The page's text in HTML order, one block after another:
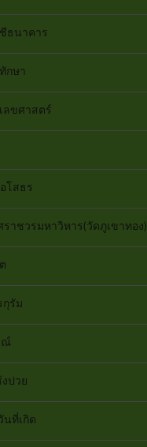
ธนาคาร
กษา
ลขศาสตร์
โสธร
ราชวรมหาวิหาร(วัดภูเขาทอง)
กุรัม
ณ์
ปวย
นที่เกิด